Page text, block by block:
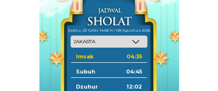
Sabtu, 23 Safar 1448 H / 08 Agustus 2026
Imsak 04:35
Subuh 04:45
Dzuhur 12:02